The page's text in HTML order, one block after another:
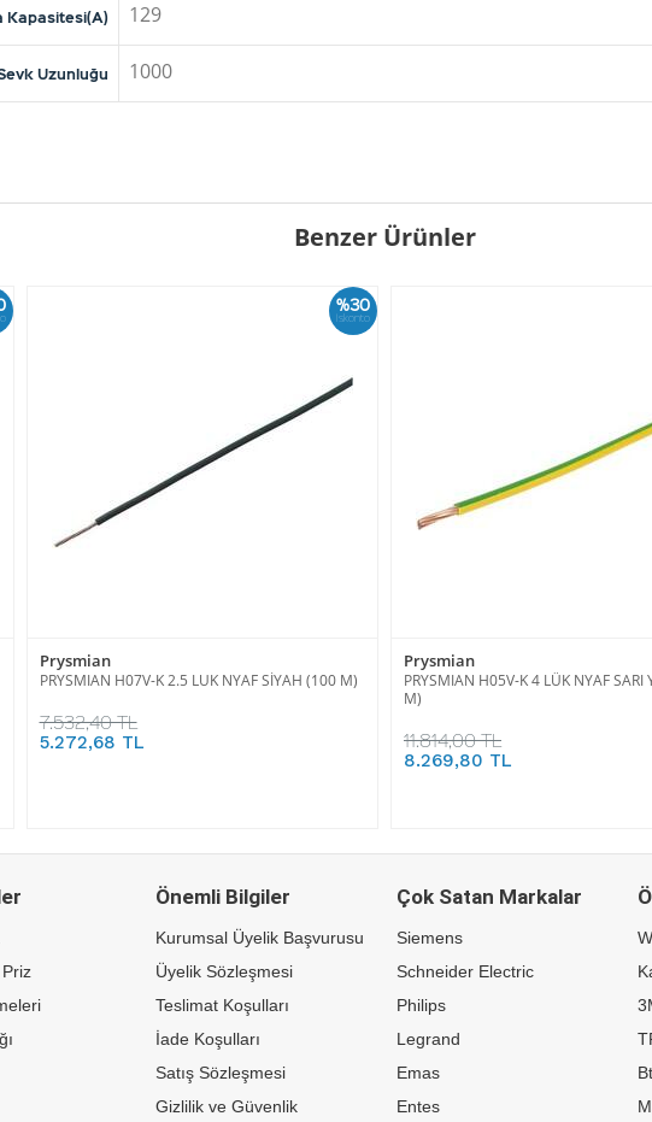
Kapasitesi(A) 129
Uzunluğu 1000
Benzer Ürünler
%30
İskonto
Prysmian
PRYSMIAN H07V-K 2.5 LUK NYAF SİYAH (100 M)
7.532,40 TL
5.272,68 TL
Prysmian
PRYSMIAN H05V-K 4 LÜK NYAF SARI
M)
11.814,00 TL
8.269,80 TL
Önemli Bilgiler
Kurumsal Üyelik Başvurusu
Üyelik Sözleşmesi
Teslimat Koşulları
İade Koşulları
Satış Sözleşmesi
Gizlilik ve Güvenlik
Çok Satan Markalar
Siemens
Schneider Electric
Philips
Legrand
Emas
Entes